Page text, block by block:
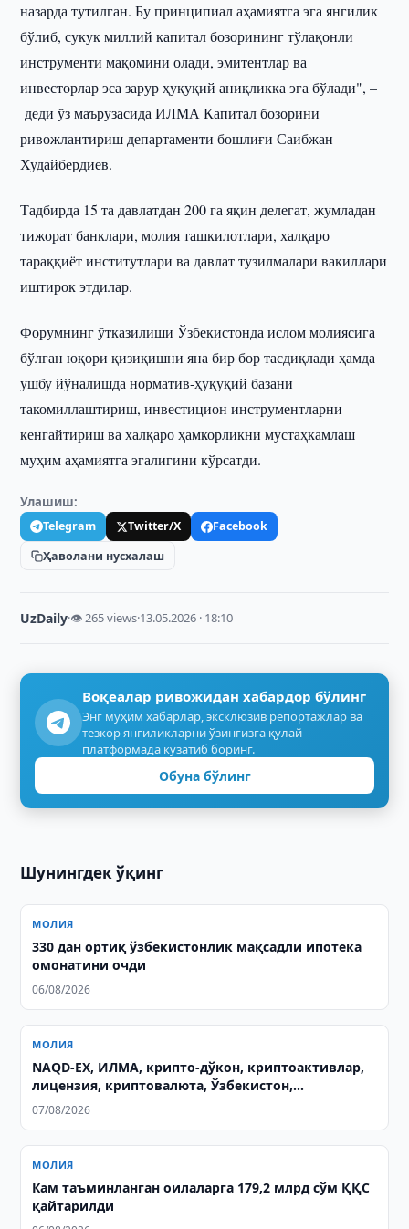
назарда тутилган. Бу принципиал аҳамиятга эга янгилик
бўлиб, сукук миллий капитал бозорининг тўлақонли
инструменти мақомини олади, эмитентлар ва
инвесторлар эса зарур ҳуқуқий аниқликка эга бўлади", –
деди ўз маърузасида ИЛМА Капитал бозорини
ривожлантириш департаменти бошлиғи Саибжан
Худайбердиев.
Тадбирда 15 та давлатдан 200 га яқин делегат, жумладан
тижорат банклари, молия ташкилотлари, халқаро
тараққиёт институтлари ва давлат тузилмалари вакиллари
иштирок этдилар.
Форумнинг ўтказилиши Ўзбекистонда ислом молиясига
бўлган юқори қизиқишни яна бир бор тасдиқлади ҳамда
ушбу йўналишда норматив-ҳуқуқий базани
такомиллаштириш, инвестицион инструментларни
кенгайтириш ва халқаро ҳамкорликни мустаҳкамлаш
муҳим аҳамиятга эгалигини кўрсатди.
Улашиш:
Telegram Twitter/X
Facebook
Ҳаволани нусхалаш
UzDaily·👁 265 views·13.05.2026 · 18:10
Воқеалар ривожидан хабардор бўлинг
Энг муҳим хабарлар, эксклюзив репортажлар ва
тезкор янгиликларни ўзингизга қулай
платформада кузатиб боринг.
Обуна бўлинг
Шунингдек ўқинг
МОЛИЯ
330 дан ортиқ ўзбекистонлик мақсадли ипотека
омонатини очди
06/08/2026
МОЛИЯ
NAQD-EX, ИЛМА, крипто-дўкон, криптоактивлар,
лицензия, криптовалюта, Ўзбекистон,
лицензиялаш, крипто хизматлари, электрон
07/08/2026
МОЛИЯ
Кам таъминланган оилаларга 179,2 млрд сўм ҚҚС
қайтарилди